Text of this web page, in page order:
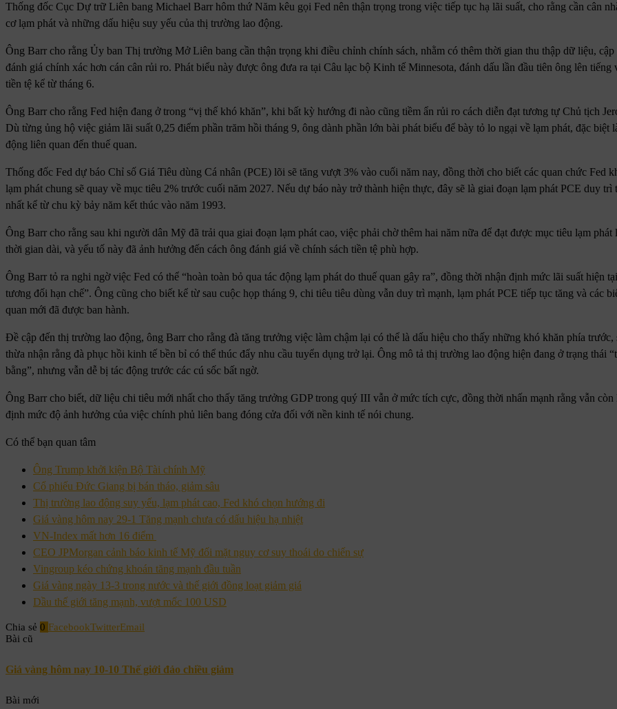
Thống đốc Cục Dự trữ Liên bang Michael Barr hôm thứ Năm kêu gọi Fed nên thận trọng trong việc tiếp tục hạ lãi suất, cho rằng cần cân
cơ lạm phát và những dấu hiệu suy yếu của thị trường lao động.
Ông Barr cho rằng Ủy ban Thị trường Mở Liên bang cần thận trọng khi điều chỉnh chính sách, nhằm có thêm thời gian thu thập dữ liệu, cập
đánh giá chính xác hơn cán cân rủi ro. Phát biểu này được ông đưa ra tại Câu lạc bộ Kinh tế Minnesota, đánh dấu lần đầu tiên ông lên tiếng
tiền tệ kể từ tháng 6.
Ông Barr cho rằng Fed hiện đang ở trong “vị thế khó khăn”, khi bất kỳ hướng đi nào cũng tiềm ẩn rủi ro cách diễn đạt tương tự Chủ tịch
Dù từng ủng hộ việc giảm lãi suất 0,25 điểm phần trăm hồi tháng 9, ông dành phần lớn bài phát biểu để bày tỏ lo ngại về lạm phát, đặc biệt
động liên quan đến thuế quan.
Thống đốc Fed dự báo Chỉ số Giá Tiêu dùng Cá nhân (PCE) lõi sẽ tăng vượt 3% vào cuối năm nay, đồng thời cho biết các quan chức Fed
lạm phát chung sẽ quay về mục tiêu 2% trước cuối năm 2027. Nếu dự báo này trở thành hiện thực, đây sẽ là giai đoạn lạm phát PCE duy trì
nhất kể từ chu kỳ bảy năm kết thúc vào năm 1993.
Ông Barr cho rằng sau khi người dân Mỹ đã trải qua giai đoạn lạm phát cao, việc phải chờ thêm hai năm nữa để đạt được mục tiêu lạm phát
thời gian dài, và yếu tố này đã ảnh hưởng đến cách ông đánh giá về chính sách tiền tệ phù hợp.
Ông Barr tỏ ra nghi ngờ việc Fed có thể “hoàn toàn bỏ qua tác động lạm phát do thuế quan gây ra”, đồng thời nhận định mức lãi suất hiện
tương đối hạn chế”. Ông cũng cho biết kể từ sau cuộc họp tháng 9, chi tiêu tiêu dùng vẫn duy trì mạnh, lạm phát PCE tiếp tục tăng và các
quan mới đã được ban hành.
Đề cập đến thị trường lao động, ông Barr cho rằng đà tăng trưởng việc làm chậm lại có thể là dấu hiệu cho thấy những khó khăn phía trước,
thừa nhận rằng đà phục hồi kinh tế bền bỉ có thể thúc đẩy nhu cầu tuyển dụng trở lại. Ông mô tả thị trường lao động hiện đang ở trạng thái
bằng”, nhưng vẫn dễ bị tác động trước các cú sốc bất ngờ.
Ông Barr cho biết, dữ liệu chi tiêu mới nhất cho thấy tăng trưởng GDP trong quý III vẫn ở mức tích cực, đồng thời nhấn mạnh rằng vẫn còn
định mức độ ảnh hưởng của việc chính phủ liên bang đóng cửa đối với nền kinh tế nói chung.
Có thể bạn quan tâm
Ông Trump khởi kiện Bộ Tài chính Mỹ
Cổ phiếu Đức Giang bị bán tháo, giảm sâu
Thị trường lao động suy yếu, lạm phát cao, Fed khó chọn hướng đi
Giá vàng hôm nay 29-1 Tăng mạnh chưa có dấu hiệu hạ nhiệt
VN-Index mất hơn 16 điểm
CEO JPMorgan cảnh báo kinh tế Mỹ đối mặt nguy cơ suy thoái do chiến sự
Vingroup kéo chứng khoán tăng mạnh đầu tuần
Giá vàng ngày 13-3 trong nước và thế giới đồng loạt giảm giá
Dầu thế giới tăng mạnh, vượt mốc 100 USD
Chia sẻ 0 FacebookTwitterEmail
Bài cũ
Giá vàng hôm nay 10-10 Thế giới đảo chiều giảm
Bài mới